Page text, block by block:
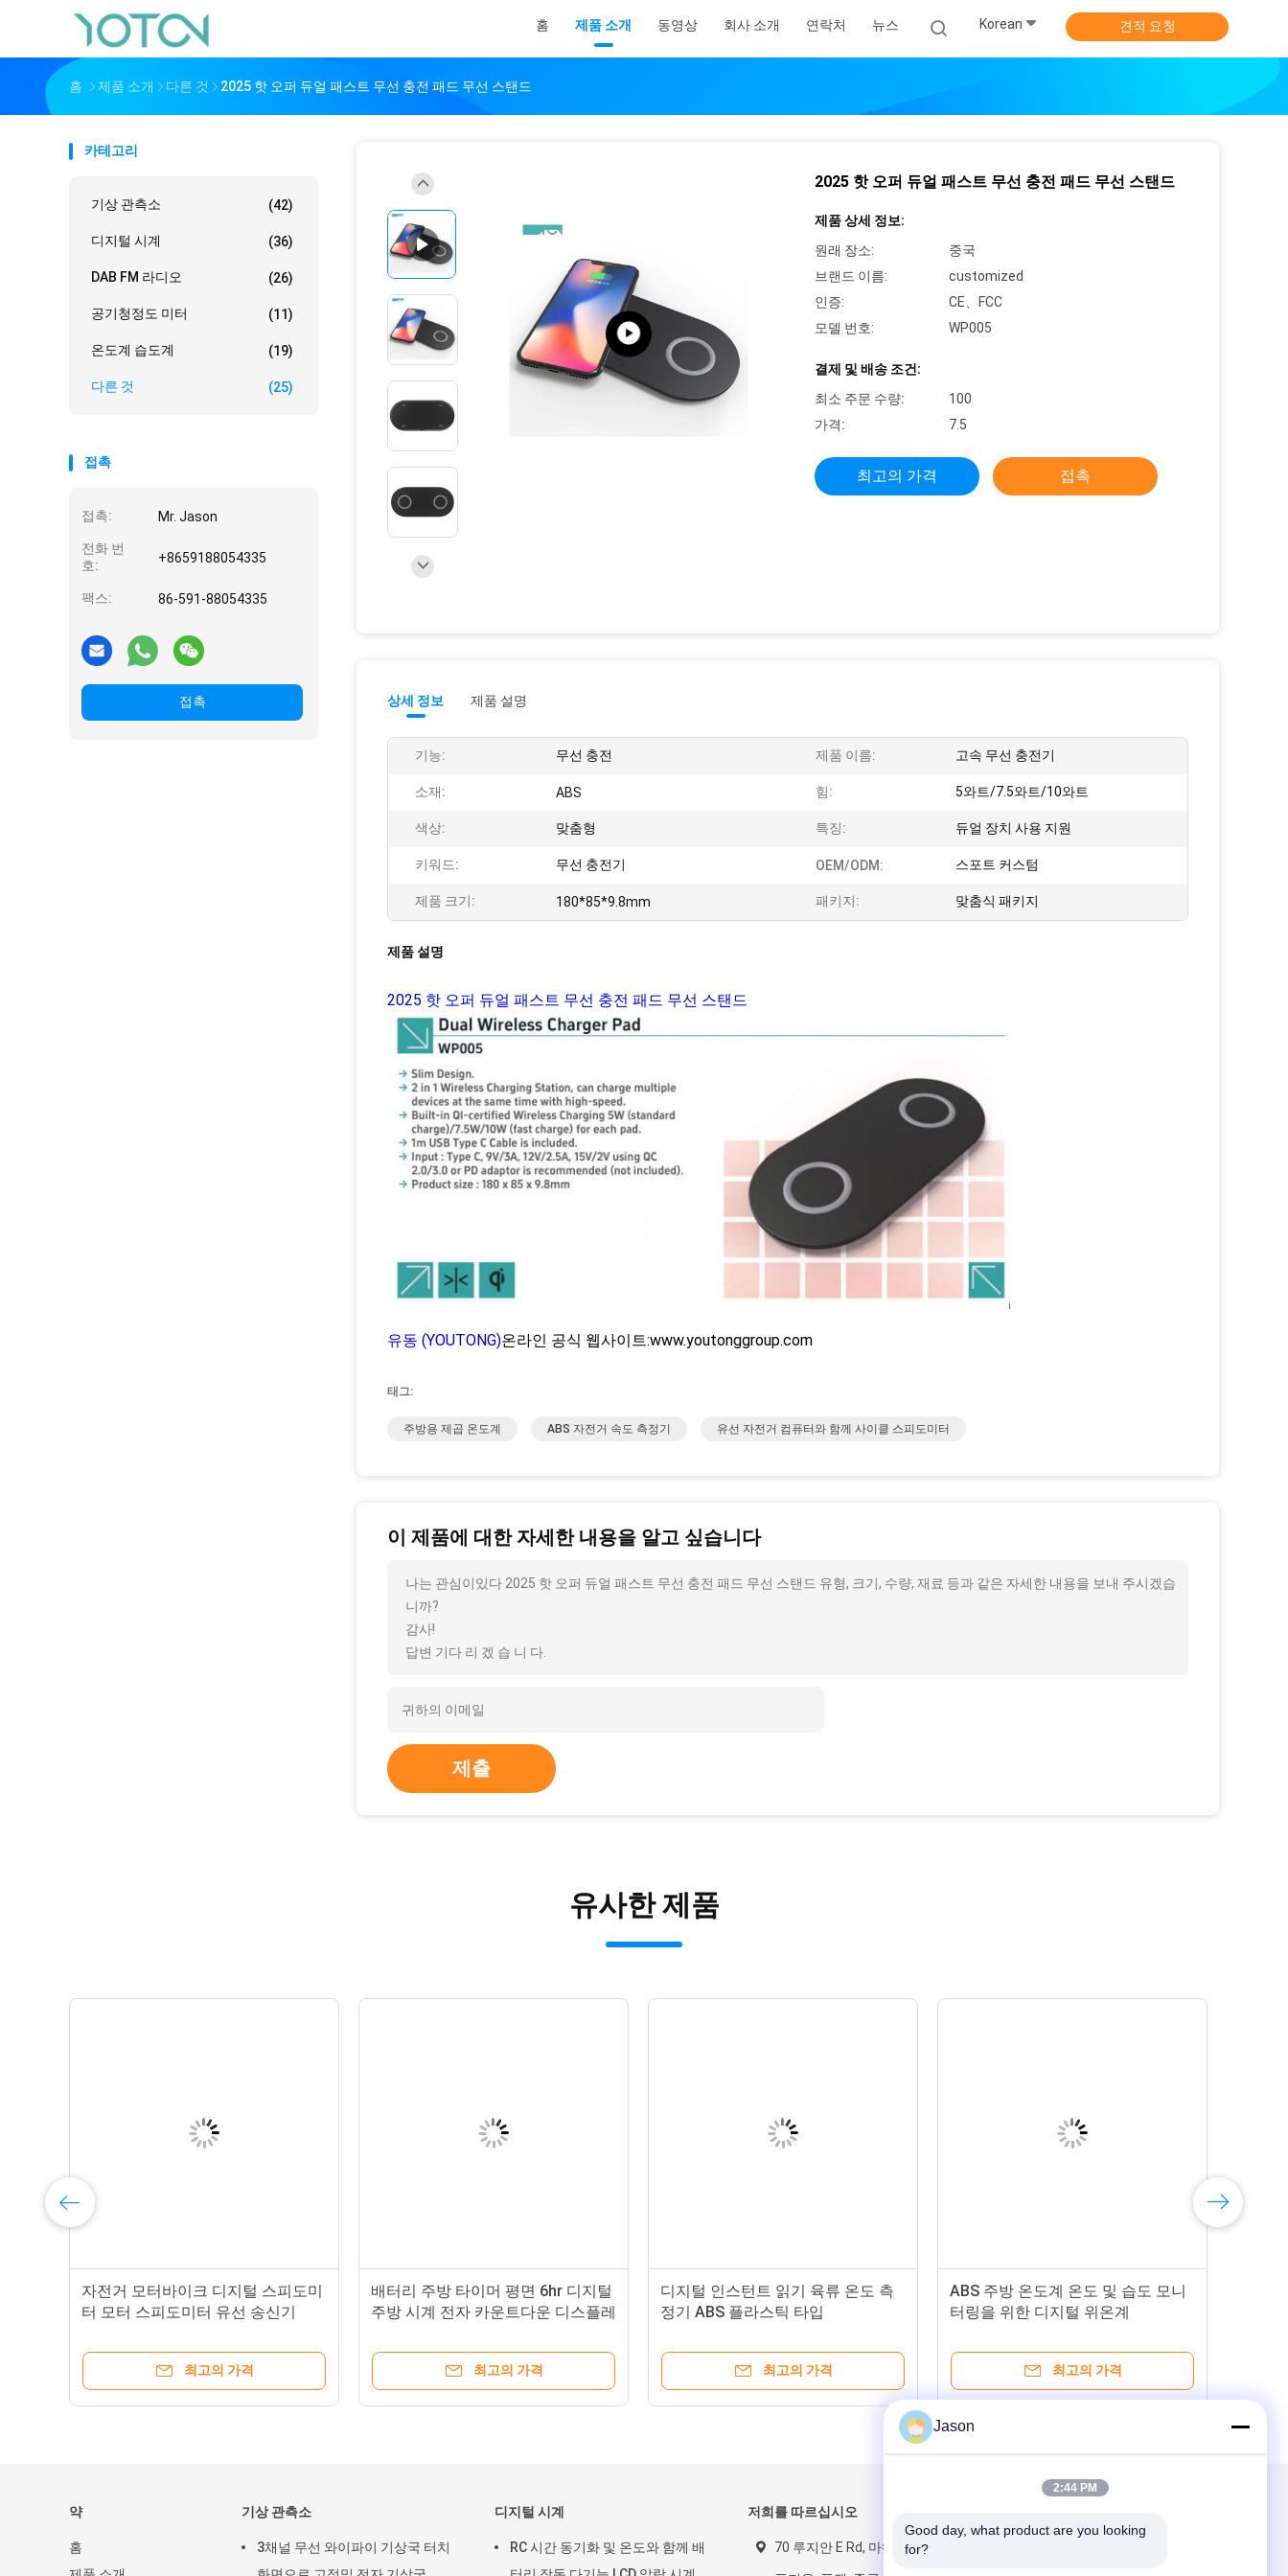
홈 제품 소개 동영상 회사 소개 연락처 뉴스 Korean 견적 요청
홈 제품 소개 다른 것 2025 핫 오퍼 듀얼 패스트 무선 충전 패드 무선 스탠드
카테고리
기상 관측소 (42)
디지털 시계 (36)
DAB FM 라디오 (26)
공기청정도 미터 (11)
온도계 습도계 (19)
다른 것 (25)
접촉
접촉: Mr. Jason
전화 번
호:
+8659188054335
팩스: 86-591-88054335
접촉
2025 핫 오퍼 듀얼 패스트 무선 충전 패드 무선 스탠드
제품 상세 정보:
원래 장소:
중국
브랜드 이름:
customized
인증:
CE、FCC
모델 번호:
WP005
결제 및 배송 조건:
최소 주문 수량:
100
가격:
7.5
최고의 가격 접촉
상세 정보 제품 설명
기능: 무선 충전 제품 이름: 고속 무선 충전기
소재: ABS 힘: 5와트/7.5와트/10와트
색상: 맞춤형 특징: 듀얼 장치 사용 지원
키워드: 무선 충전기 OEM/ODM: 스포트 커스텀
제품 크기: 180*85*9.8mm 패키지: 맞춤식 패키지
제품 설명
2025 핫 오퍼 듀얼 패스트 무선 충전 패드 무선 스탠드
유동 (YOUTONG)온라인 공식 웹사이트:www.youtonggroup.com
태그:
주방용 제곱 온도계 ABS 자전거 속도 측정기 유선 자전거 컴퓨터와 함께 사이클 스피도미터
이 제품에 대한 자세한 내용을 알고 싶습니다
나는 관심이있다 2025 핫 오퍼 듀얼 패스트 무선 충전 패드 무선 스탠드 유형, 크기, 수량, 재료 등과 같은 자세한 내용을 보내 주시겠습
니까?
감사!
답변 기다 리 겠 습 니 다.
제출
유사한 제품
자전거 모터바이크 디지털 스피도미
터 모터 스피도미터 유선 송신기
최고의 가격
배터리 주방 타이머 평면 6hr 디지털
주방 시계 전자 카운트다운 디스플레
최고의 가격
디지털 인스턴트 읽기 육류 온도 측
정기 ABS 플라스틱 타입
최고의 가격
ABS 주방 온도계 온도 및 습도 모니
터링을 위한 디지털 위온계
최고의 가격
약
홈
기상 관측소
3채널 무선 와이파이 기상국 터치
디지털 시계
RC 시간 동기화 및 온도와 함께 배
저희를 따르십시오
70 루지안 E Rd, 마웨이 지구,
Jason
2:44 PM
Good day, what product are you looking
for?